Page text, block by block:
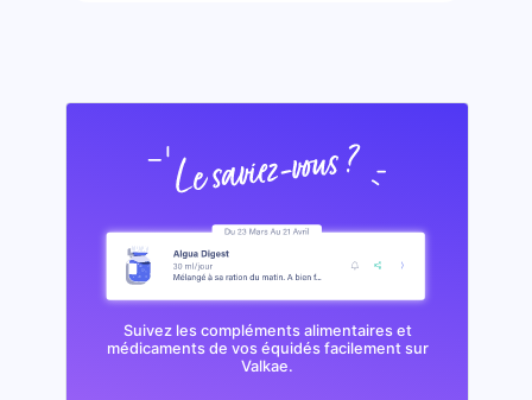
Suivez les compléments alimentaires et
médicaments de vos équidés facilement sur
Valkae.